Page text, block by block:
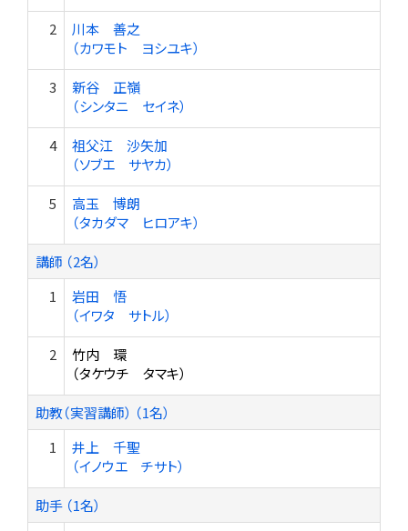
2
川本 善之
（カワモト ヨシユキ）
3
新谷 正嶺
（シンタニ セイネ）
4
祖父江 沙矢加
（ソブエ サヤカ）
5
高玉 博朗
（タカダマ ヒロアキ）
講師 （2名）
1
岩田 悟
（イワタ サトル）
2
竹内 環
（タケウチ タマキ）
助教（実習講師） （1名）
1
井上 千聖
（イノウエ チサト）
助手 （1名）